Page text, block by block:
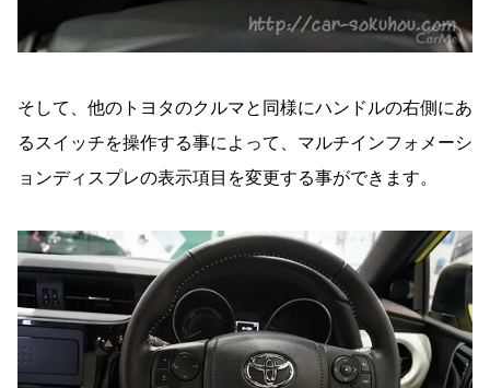
そして、他のトヨタのクルマと同様にハンドルの右側にあ
るスイッチを操作する事によって、マルチインフォメーシ
ョンディスプレの表示項目を変更する事ができます。